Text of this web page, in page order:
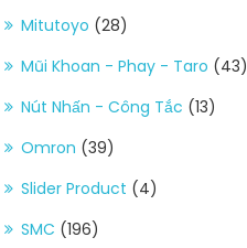
Mitutoyo (28)
Mũi Khoan - Phay - Taro (43)
Nút Nhấn - Công Tắc (13)
Omron (39)
Slider Product (4)
SMC (196)